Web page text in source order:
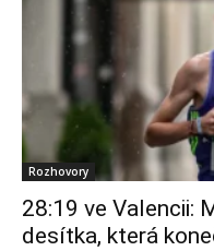
Rozhovory
28:19 ve Valencii:
desítka, která